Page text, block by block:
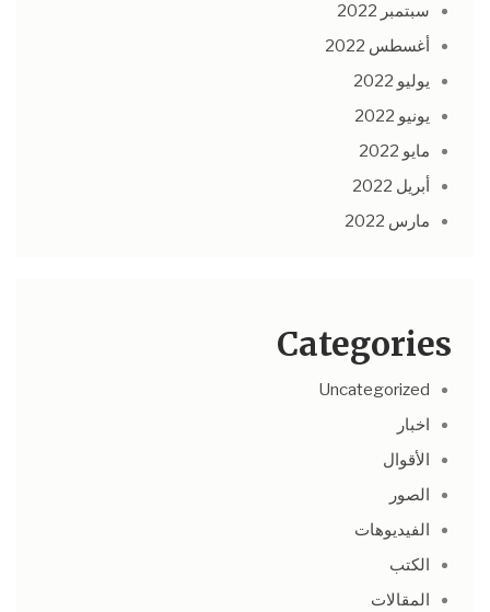
سبتمبر 2022
أغسطس 2022
يوليو 2022
يونيو 2022
مايو 2022
أبريل 2022
مارس 2022
Categories
Uncategorized
اخبار
الأقوال
الصور
الفيديوهات
الكتب
المقالات